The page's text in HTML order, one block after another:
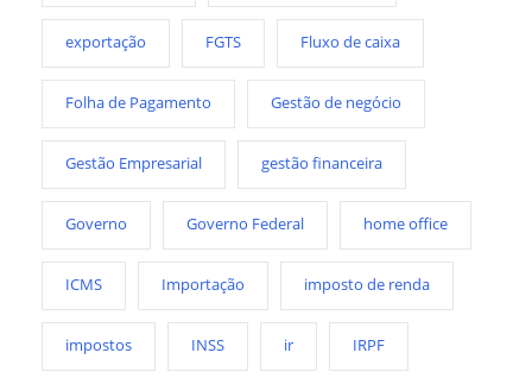
exportação FGTS Fluxo de caixa
Folha de Pagamento Gestão de negócio
Gestão Empresarial gestão financeira
Governo Governo Federal home office
ICMS Importação imposto de renda
impostos INSS ir IRPF